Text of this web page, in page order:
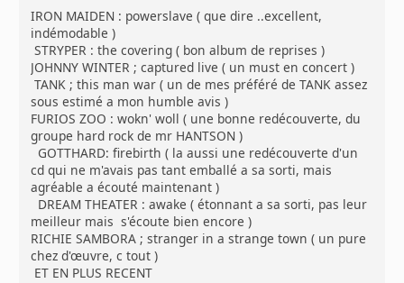
IRON MAIDEN : powerslave ( que dire ..excellent,
indémodable )
STRYPER : the covering ( bon album de reprises )
JOHNNY WINTER ; captured live ( un must en concert )
TANK ; this man war ( un de mes préféré de TANK assez
sous estimé a mon humble avis )
FURIOS ZOO : wokn' woll ( une bonne redécouverte, du
groupe hard rock de mr HANTSON )
GOTTHARD: firebirth ( la aussi une redécouverte d'un
cd qui ne m'avais pas tant emballé a sa sorti, mais
agréable a écouté maintenant )
DREAM THEATER : awake ( étonnant a sa sorti, pas leur
meilleur mais s'écoute bien encore )
RICHIE SAMBORA ; stranger in a strange town ( un pure
chez d'œuvre, c tout )
ET EN PLUS RECENT